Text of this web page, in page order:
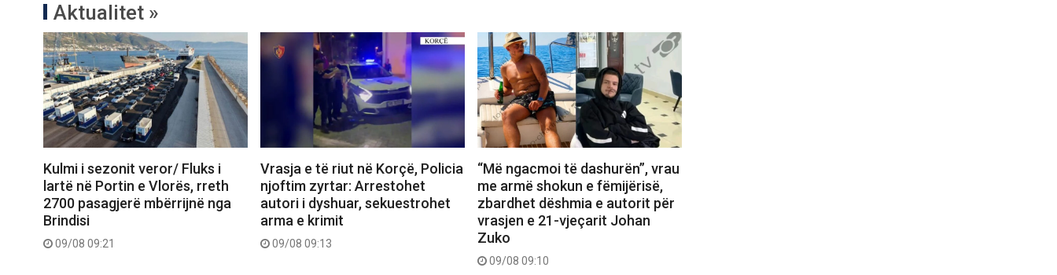
Aktualitet »
Kulmi i sezonit veror/ Fluks i
lartë në Portin e Vlorës, rreth
2700 pasagjerë mbërrijnë nga
Brindisi
09/08 09:21
Vrasja e të riut në Korçë, Policia
njoftim zyrtar: Arrestohet
autori i dyshuar, sekuestrohet
arma e krimit
09/08 09:13
“Më ngacmoi të dashurën”, vrau
me armë shokun e fëmijërisë,
zbardhet dëshmia e autorit për
vrasjen e 21-vjeçarit Johan
Zuko
09/08 09:10